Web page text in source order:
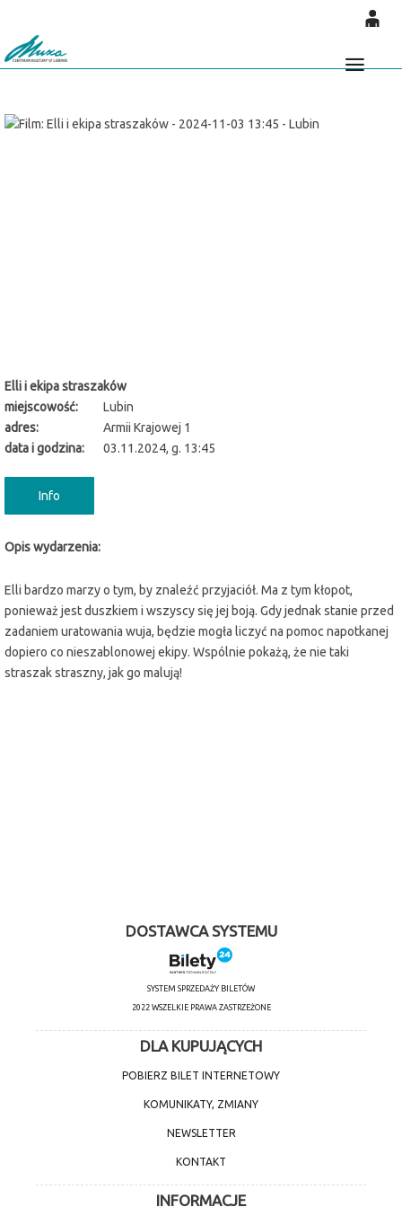
Elli i ekipa straszaków
miejscowość:
Lubin
adres:
Armii Krajowej 1
data i godzina:
03.11.2024, g. 13:45
Info
Opis wydarzenia:
Elli bardzo marzy o tym, by znaleźć przyjaciół. Ma z tym kłopot,
ponieważ jest duszkiem i wszyscy się jej boją. Gdy jednak stanie przed
zadaniem uratowania wuja, będzie mogła liczyć na pomoc napotkanej
dopiero co nieszablonowej ekipy. Wspólnie pokażą, że nie taki
straszak straszny, jak go malują!
DOSTAWCA SYSTEMU
SYSTEM SPRZEDAŻY BILETÓW
2022 WSZELKIE PRAWA ZASTRZEŻONE
DLA KUPUJĄCYCH
POBIERZ BILET INTERNETOWY
KOMUNIKATY, ZMIANY
NEWSLETTER
KONTAKT
INFORMACJE